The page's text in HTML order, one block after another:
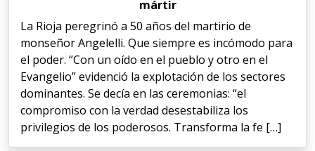
mártir
La Rioja peregrinó a 50 años del martirio de
monseñor Angelelli. Que siempre es incómodo para
el poder. “Con un oído en el pueblo y otro en el
Evangelio” evidenció la explotación de los sectores
dominantes. Se decía en las ceremonias: “el
compromiso con la verdad desestabiliza los
privilegios de los poderosos. Transforma la fe […]